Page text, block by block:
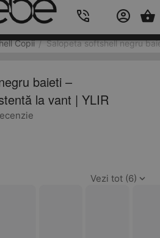
Copii / Salopeta softshell negru
baieti –
la vant | YLIR
Vezi tot (6)
Cos